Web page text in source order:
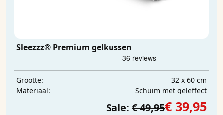
Sleezzz® Premium gelkussen
Grootte:
32 x 60 cm
Materiaal:
Schuim met geleffect
Sale: € 49,95€ 39,95